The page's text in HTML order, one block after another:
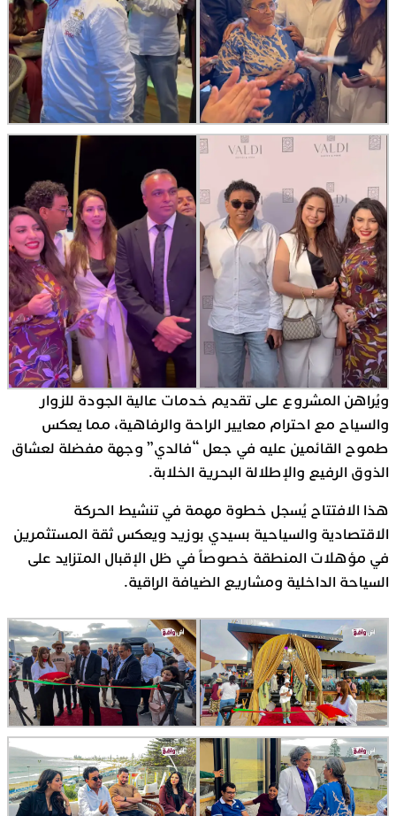
ويُراهن المشروع على تقديم خدمات عالية الجودة للزوار
والسياح مع احترام معايير الراحة والرفاهية، مما يعكس
طموح القائمين عليه في جعل “فالدي” وجهة مفضلة لعشاق
الذوق الرفيع والإطلالة البحرية الخلابة.
هذا الافتتاح يُسجل خطوة مهمة في تنشيط الحركة
الاقتصادية والسياحية بسيدي بوزيد ويعكس ثقة المستثمرين
في مؤهلات المنطقة خصوصاً في ظل الإقبال المتزايد على
السياحة الداخلية ومشاريع الضيافة الراقية.